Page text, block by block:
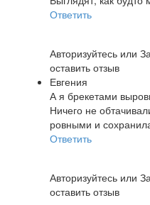
Ответить
Авторизуйтесь или
оставить отзыв
Евгения
А я брекетами
Ничего не
ровными и
Ответить
Авторизуйтесь или
оставить отзыв